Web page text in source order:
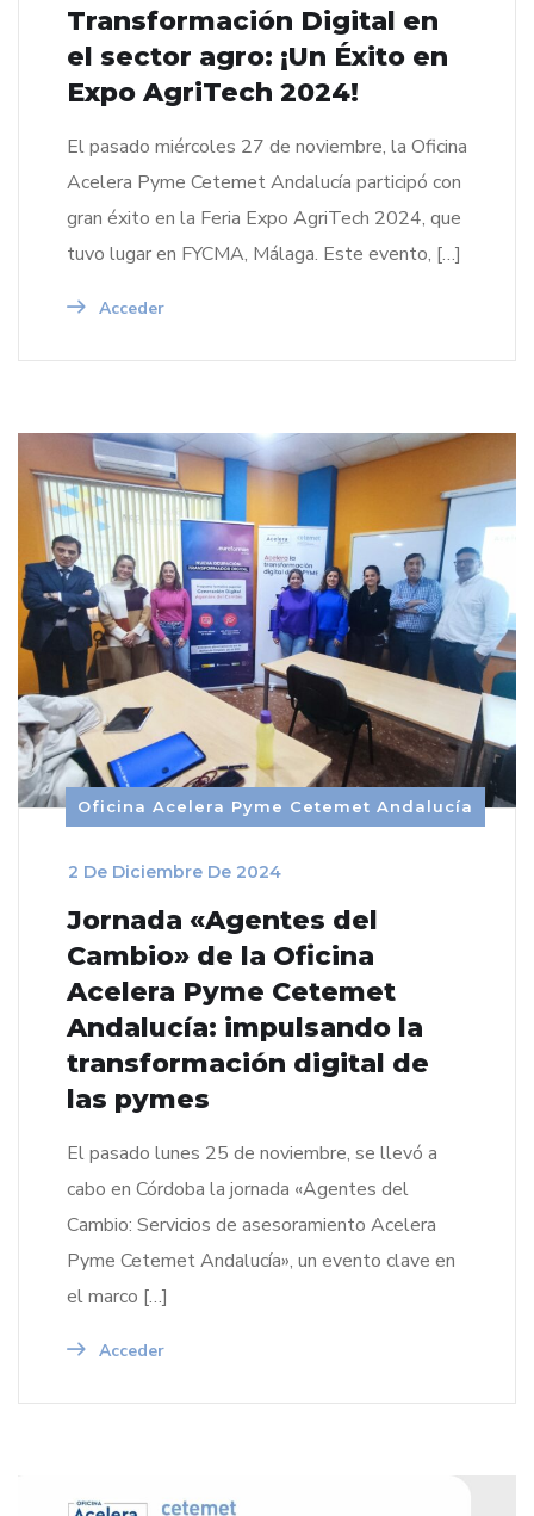
Transformación Digital en
el sector agro: ¡Un Éxito en
Expo AgriTech 2024!
El pasado miércoles 27 de noviembre, la Oficina
Acelera Pyme Cetemet Andalucía participó con
gran éxito en la Feria Expo AgriTech 2024, que
tuvo lugar en FYCMA, Málaga. Este evento, […]
Acceder
Oficina Acelera Pyme Cetemet Andalucía
_
2 De Diciembre De 2024
Jornada «Agentes del
Cambio» de la Oficina
Acelera Pyme Cetemet
Andalucía: impulsando la
transformación digital de
las pymes
El pasado lunes 25 de noviembre, se llevó a
cabo en Córdoba la jornada «Agentes del
Cambio: Servicios de asesoramiento Acelera
Pyme Cetemet Andalucía», un evento clave en
el marco […]
Acceder